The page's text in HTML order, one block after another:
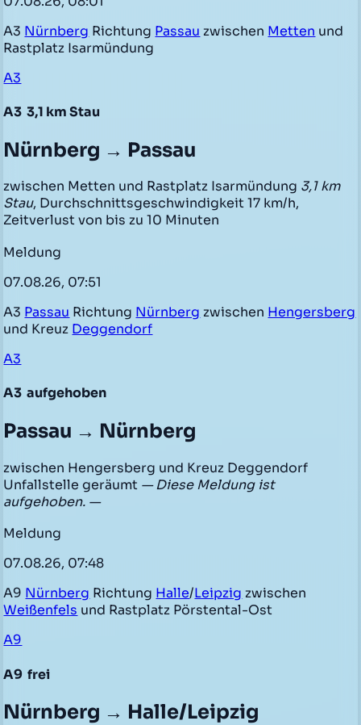
A3 Nürnberg Richtung Passau zwischen Metten und
Rastplatz Isarmündung
A3
A3 3,1 km Stau
Nürnberg → Passau
zwischen Metten und Rastplatz Isarmündung 3,1 km
Stau, Durchschnittsgeschwindigkeit 17 km/h,
Zeitverlust von bis zu 10 Minuten
Meldung
07.08.26, 07:51
A3 Passau Richtung Nürnberg zwischen Hengersberg
und Kreuz Deggendorf
A3
A3 aufgehoben
Passau → Nürnberg
zwischen Hengersberg und Kreuz Deggendorf
Unfallstelle geräumt — Diese Meldung ist
aufgehoben. —
Meldung
07.08.26, 07:48
A9 Nürnberg Richtung Halle/Leipzig zwischen
Weißenfels und Rastplatz Pörstental-Ost
A9
A9 frei
Nürnberg → Halle/Leipzig